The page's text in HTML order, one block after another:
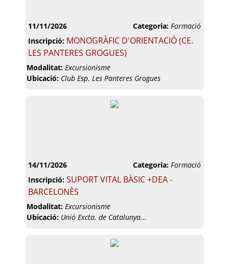
11/11/2026 Categoria: Formació
Inscripció: MONOGRÀFIC D'ORIENTACIÓ (CE.
LES PANTERES GROGUES)
Modalitat: Excursionisme
Ubicació: Club Esp. Les Panteres Grogues
14/11/2026 Categoria: Formació
Inscripció: SUPORT VITAL BÀSIC +DEA -
BARCELONÈS
Modalitat: Excursionisme
Ubicació: Unió Excta. de Catalunya...